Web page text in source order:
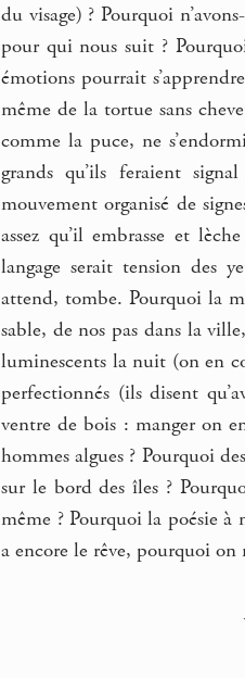
du visage) ? Pourquoi
pour qui nous suit ?
émotions pourrait
même de la tortue sans
comme la puce, ne
grands qu’ils feraient
mouvement organisé de
assez qu’il embrasse et
langage serait tension des
attend, tombe. Pourquoi la
sable, de nos pas dans la
luminescents la nuit (on en
perfectionnés (ils disent
ventre de bois : manger on
hommes algues ? Pourquoi
sur le bord des îles ?
même ? Pourquoi la poésie à
a encore le rêve, pourquoi on